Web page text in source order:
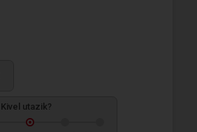
Kivel utazik?